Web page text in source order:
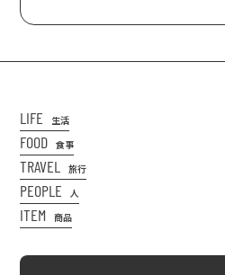
LIFE 生活
FOOD 食事
TRAVEL 旅行
PEOPLE 人
ITEM 商品